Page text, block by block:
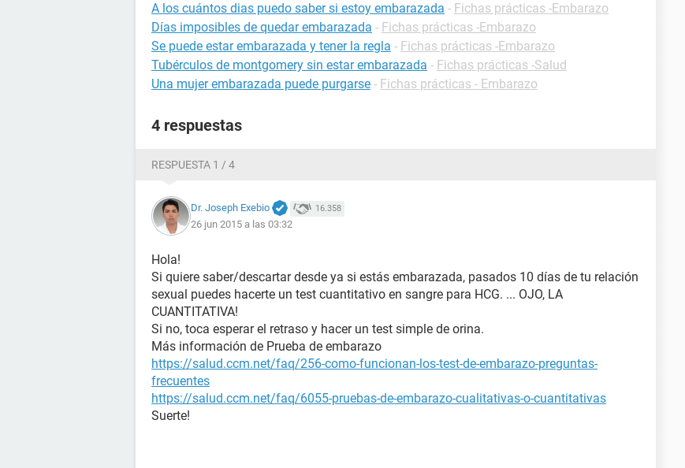
A los cuántos dias puedo saber si estoy embarazada - Fichas prácticas -Embarazo
Días imposibles de quedar embarazada - Fichas prácticas -Embarazo
Se puede estar embarazada y tener la regla - Fichas prácticas -Embarazo
Tubérculos de montgomery sin estar embarazada - Fichas prácticas -Salud
Una mujer embarazada puede purgarse - Fichas prácticas - Embarazo
4 respuestas
RESPUESTA 1 / 4
Dr. Joseph Exebio 16.358
26 jun 2015 a las 03:32
Hola!
Si quiere saber/descartar desde ya si estás embarazada, pasados 10 días de tu relación
sexual puedes hacerte un test cuantitativo en sangre para HCG. ... OJO, LA
CUANTITATIVA!
Si no, toca esperar el retraso y hacer un test simple de orina.
Más información de Prueba de embarazo
https://salud.ccm.net/faq/256-como-funcionan-los-test-de-embarazo-preguntas-
frecuentes
https://salud.ccm.net/faq/6055-pruebas-de-embarazo-cualitativas-o-cuantitativas
Suerte!